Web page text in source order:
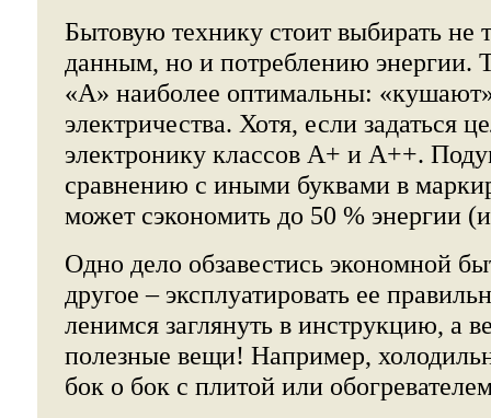
Бытовую технику стоит выбирать не
данным, но и потреблению энергии.
«А» наиболее оптимальны:
электричества. Хотя, если задаться
электронику классов А+ и А++.
сравнению с иными буквами в
может сэкономить до 50 % энергии
Одно дело обзавестись экономной
другое – эксплуатировать ее
ленимся заглянуть в инструкцию, а
полезные вещи! Например,
бок о бок с плитой или